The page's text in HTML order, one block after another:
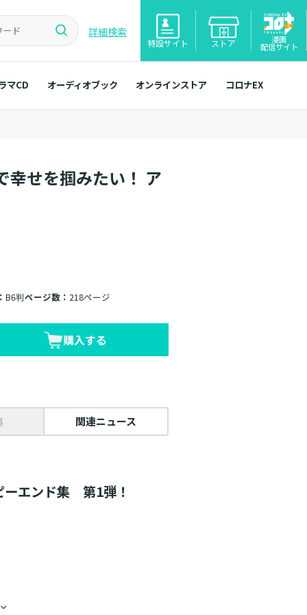
詳細検索
特設サイト ストア 漫画
配信サイト
マCD オーディオブック オンラインストア コロナEX
幸せを掴みたい！ ア
B6判ページ数：218ページ
購入する
関連ニュース
ーエンド集 第1弾！